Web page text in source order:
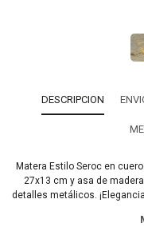
DESCRIPCION
Matera Estilo Seroc en
27x13 cm y asa de
detalles metálicos.